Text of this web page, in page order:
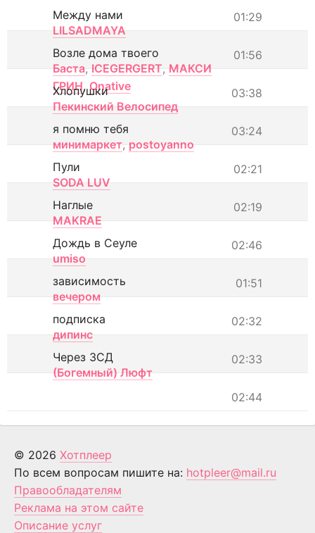
01:29
Между нами
LILSADMAYA
01:56
Возле дома твоего
Баста, ICEGERGERT, МАКСИ
ГРИН, Onative 03:38
Хлопушки
Пекинский Велосипед
03:24
я помню тебя
минимаркет, postoyanno
02:21
Пули
SODA LUV
02:19
Наглые
MAKRAE
02:46
Дождь в Сеуле
umiso
01:51
зависимость
вечером
02:32
подписка
дипинс
02:33
Через ЗСД
(Богемный) Люфт
02:44
© 2026 Хотплеер
По всем вопросам пишите на: hotpleer@mail.ru
Правообладателям
Реклама на этом сайте
Описание услуг